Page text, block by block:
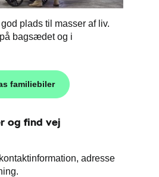
plads til masser af liv.
bagsædet og i
familiebiler
og find vej
adresse